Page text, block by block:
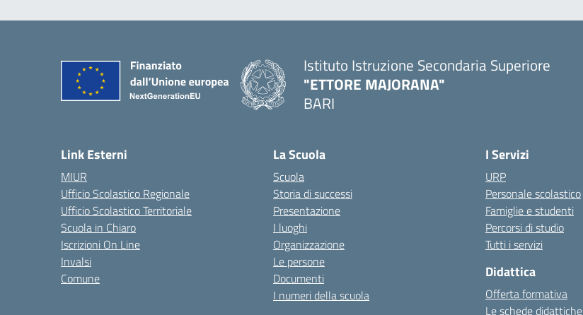
Istituto Istruzione Secondaria Superiore
"ETTORE MAJORANA"
BARI
Link Esterni
MIUR
Ufficio Scolastico Regionale
Ufficio Scolastico Territoriale
Scuola in Chiaro
Iscrizioni On Line
Invalsi
Comune
La Scuola
Scuola
Storia di successi
Presentazione
I luoghi
Organizzazione
Le persone
Documenti
I numeri della scuola
I Servizi
URP
Personale scolastico
Famiglie e studenti
Percorsi di studio
Tutti i servizi
Didattica
Offerta formativa
Le schede didattiche